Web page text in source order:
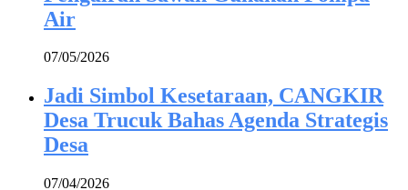
Air
07/05/2026
Jadi Simbol Kesetaraan, CANGKIR
Desa Trucuk Bahas Agenda Strategis
Desa
07/04/2026